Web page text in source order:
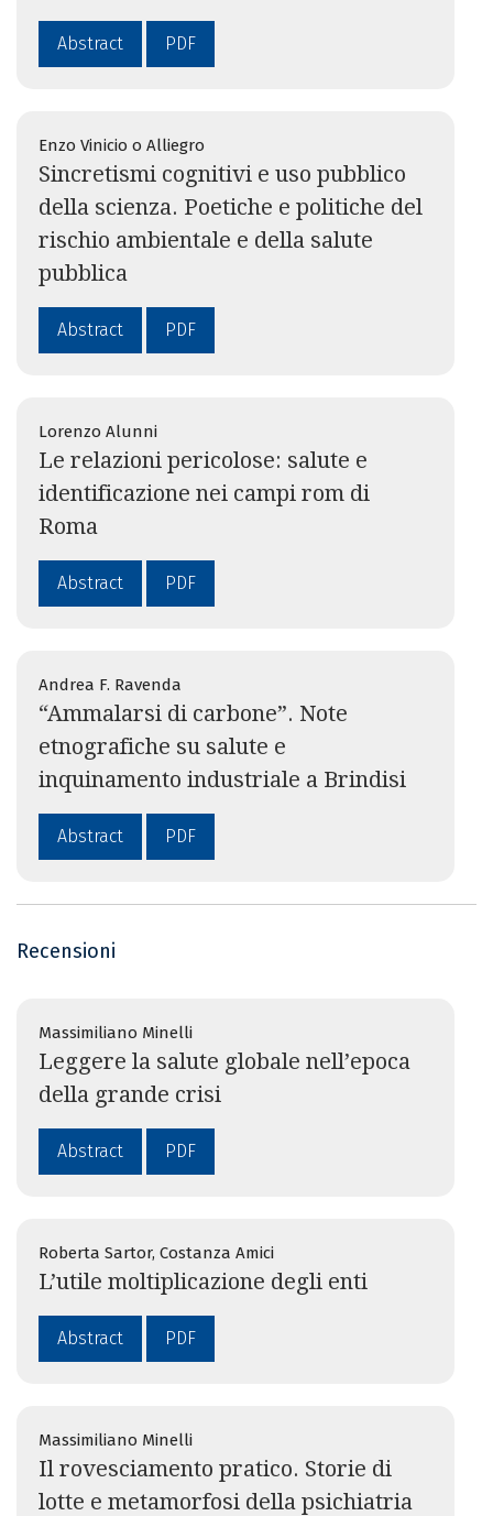
Abstract PDF
Enzo Vinicio o Alliegro
Sincretismi cognitivi e uso pubblico
della scienza. Poetiche e politiche del
rischio ambientale e della salute
pubblica
Abstract PDF
Lorenzo Alunni
Le relazioni pericolose: salute e
identificazione nei campi rom di
Roma
Abstract PDF
Andrea F. Ravenda
“Ammalarsi di carbone”. Note
etnografiche su salute e
inquinamento industriale a Brindisi
Abstract PDF
Recensioni
Massimiliano Minelli
Leggere la salute globale nell’epoca
della grande crisi
Abstract PDF
Roberta Sartor, Costanza Amici
L’utile moltiplicazione degli enti
Abstract PDF
Massimiliano Minelli
Il rovesciamento pratico. Storie di
lotte e metamorfosi della psichiatria